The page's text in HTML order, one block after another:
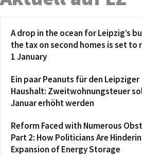
A drop in the ocean for Leipzig’s
the tax on second homes is set to
1 January
Ein paar Peanuts für den Leipziger
Haushalt: Zweitwohnungsteuer
Januar erhöht werden
Reform Faced with Numerous
Part 2: How Politicians Are
Expansion of Energy Storage